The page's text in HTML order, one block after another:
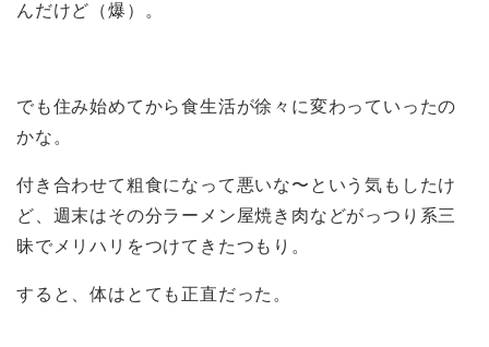
んだけど（爆）。
でも住み始めてから食生活が徐々に変わっていったの
かな。
付き合わせて粗食になって悪いな〜という気もしたけ
ど、週末はその分ラーメン屋焼き肉などがっつり系三
昧でメリハリをつけてきたつもり。
すると、体はとても正直だった。